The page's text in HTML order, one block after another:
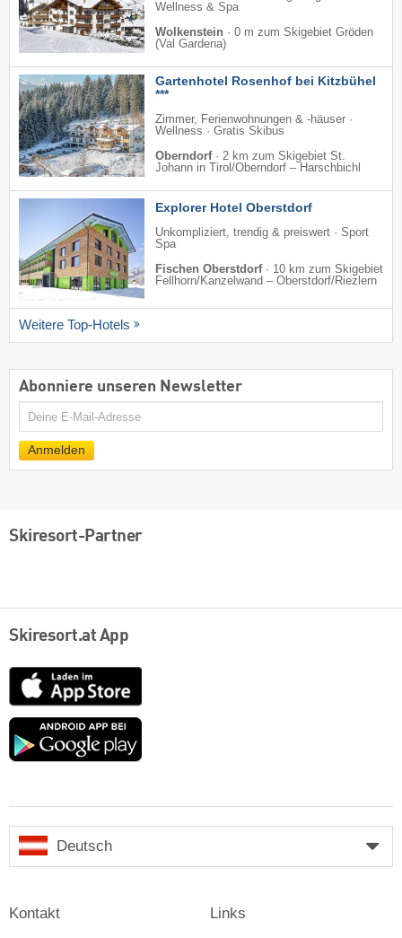
Wellness & Spa
Wolkenstein · 0 m zum Skigebiet Gröden
(Val Gardena)
Gartenhotel Rosenhof bei Kitzbühel
***
Zimmer, Ferienwohnungen & -häuser ·
Wellness · Gratis Skibus
Oberndorf · 2 km zum Skigebiet St.
Johann in Tirol/​Oberndorf – Harschbichl
Explorer Hotel Oberstdorf
Unkompliziert, trendig & preiswert · Sport
Spa
Fischen Oberstdorf· 10 km zum Skigebiet
Fellhorn/​Kanzelwand – Oberstdorf/​Riezlern
Weitere Top-Hotels
Abonniere unseren Newsletter
E-
Anmelden
Skiresort-Partner
Skiresort.at App
App
Store
Google
Deutsch
Kontakt Links